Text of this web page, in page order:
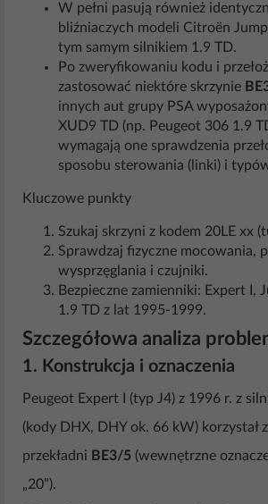
W pełni pasują również
bliźniaczych modeli Citroën
tym samym silnikiem 1.9 TD.
Po zweryfikowaniu kodu i
zastosować niektóre skrzynie
innych aut grupy PSA
XUD9 TD (np. Peugeot 306 1.9
wymagają one sprawdzenia
sposobu sterowania (linki) i
Kluczowe punkty
Szukaj skrzyni z kodem 20LE xx
Sprawdzaj fizyczne mocowania,
wysprzęglania i czujniki.
Bezpieczne zamienniki: Expert I,
1.9 TD z lat 1995-1999.
Szczegółowa analiza
1. Konstrukcja i oznaczenia
Peugeot Expert I (typ J4) z 1996 r. z
(kody DHX, DHY ok. 66 kW) korzystał
przekładni BE3/5 (wewnętrzne
„20”).